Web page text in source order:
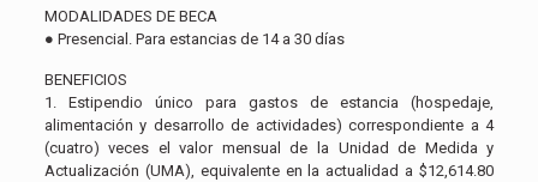
MODALIDADES DE BECA
● Presencial. Para estancias de 14 a 30 días
BENEFICIOS
1. Estipendio único para gastos de estancia (hospedaje,
alimentación y desarrollo de actividades) correspondiente a 4
(cuatro) veces el valor mensual de la Unidad de Medida y
Actualización (UMA), equivalente en la actualidad a $12,614.80